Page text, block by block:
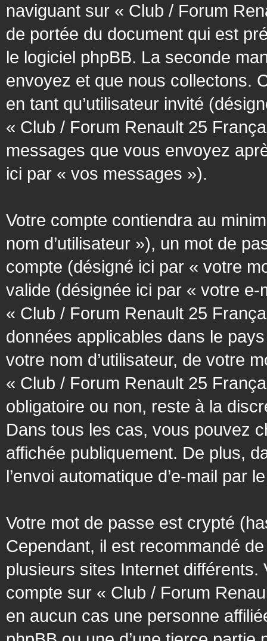
naviguant sur « Club / Forum
de portée du document qui est
le logiciel phpBB. La seconde
envoyez et que nous collectons.
en tant qu’utilisateur invité
« Club / Forum Renault 25
messages que vous envoyez
ici par « vos messages »).
Votre compte contiendra au
nom d’utilisateur »), un mot de
compte (désigné ici par « votre
valide (désignée ici par « votre
« Club / Forum Renault 25
données applicables dans le
votre nom d’utilisateur, de votre
« Club / Forum Renault 25
obligatoire ou non, reste à la
Dans tous les cas, vous pouvez
affichée publiquement. De plus,
l’envoi automatique d’e-mail par
Votre mot de passe est crypté
Cependant, il est recommandé
plusieurs sites Internet différents.
compte sur « Club / Forum
en aucun cas une personne